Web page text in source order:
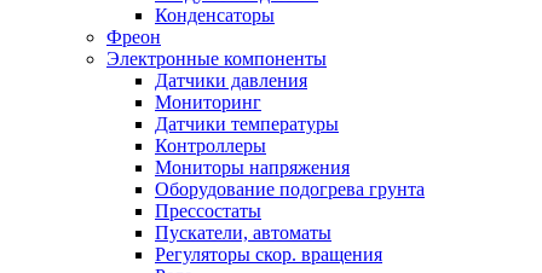
Конденсаторы
Фреон
Электронные компоненты
Датчики давления
Мониторинг
Датчики температуры
Контроллеры
Мониторы напряжения
Оборудование подогрева грунта
Прессостаты
Пускатели, автоматы
Регуляторы скор. вращения